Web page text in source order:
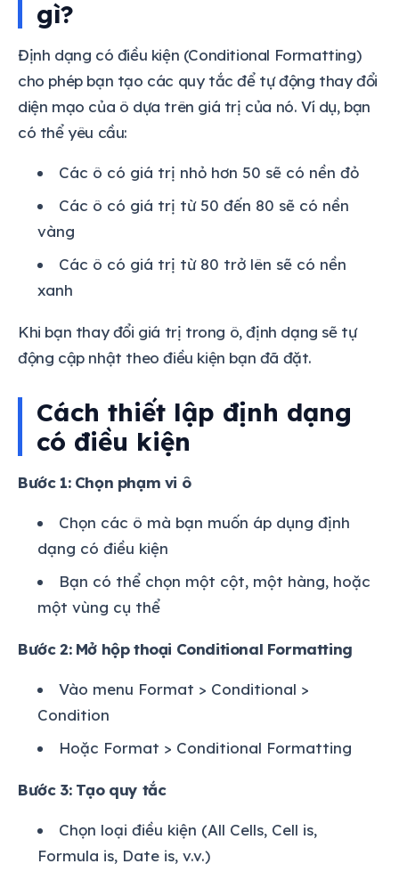
gì?
Định dạng có điều kiện (Conditional Formatting)
cho phép bạn tạo các quy tắc để tự động thay đổi
diện mạo của ô dựa trên giá trị của nó. Ví dụ, bạn
có thể yêu cầu:
Các ô có giá trị nhỏ hơn 50 sẽ có nền đỏ
Các ô có giá trị từ 50 đến 80 sẽ có nền
vàng
Các ô có giá trị từ 80 trở lên sẽ có nền
xanh
Khi bạn thay đổi giá trị trong ô, định dạng sẽ tự
động cập nhật theo điều kiện bạn đã đặt.
Cách thiết lập định dạng
có điều kiện
Bước 1: Chọn phạm vi ô
Chọn các ô mà bạn muốn áp dụng định
dạng có điều kiện
Bạn có thể chọn một cột, một hàng, hoặc
một vùng cụ thể
Bước 2: Mở hộp thoại Conditional Formatting
Vào menu Format > Conditional >
Condition
Hoặc Format > Conditional Formatting
Bước 3: Tạo quy tắc
Chọn loại điều kiện (All Cells, Cell is,
Formula is, Date is, v.v.)